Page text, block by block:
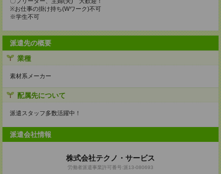
※お仕事の掛け持ち(Wワーク)不可
※学生不可
派遣先の概要
業種
素材系メーカー
配属先について
派遣スタッフ多数活躍中！
派遣会社情報
株式会社テクノ・サービス
労働者派遣事業許可番号:派13-080693